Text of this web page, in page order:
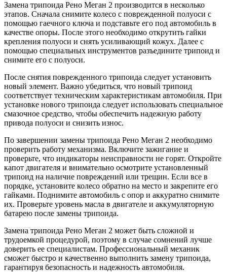
Замена трипоида Рено Меган 2 производится в несколько
этапов. Сначала снимите колесо с поврежденной полуоси с
помощью гаечного ключа и подставьте его под автомобиль в
качестве опоры. После этого необходимо открутить гайки
крепления полуоси и снять усиливающий кожух. Далее с
помощью специальных инструментов разъедините трипоид и
снимите его с полуоси.
После снятия поврежденного трипоида следует установить
новый элемент. Важно убедиться, что новый трипоид
соответствует техническим характеристикам автомобиля. При
установке нового трипоида следует использовать специальное
смазочное средство, чтобы обеспечить надежную работу
привода полуоси и снизить износ.
По завершении замены трипоида Рено Меган 2 необходимо
проверить работу механизма. Включите зажигание и
проверьте, что индикаторы неисправности не горят. Откройте
капот двигателя и внимательно осмотрите установленный
трипоид на наличие повреждений или трещин. Если все в
порядке, установите колесо обратно на место и закрепите его
гайками. Поднимите автомобиль с опор и аккуратно снимите
их. Проверьте уровень масла в двигателе и аккумуляторную
батарею после замены трипоида.
Замена трипоида Рено Меган 2 может быть сложной и
трудоемкой процедурой, поэтому в случае сомнений лучше
доверить ее специалистам. Профессиональный механик
сможет быстро и качественно выполнить замену трипоида,
гарантируя безопасность и надежность автомобиля.